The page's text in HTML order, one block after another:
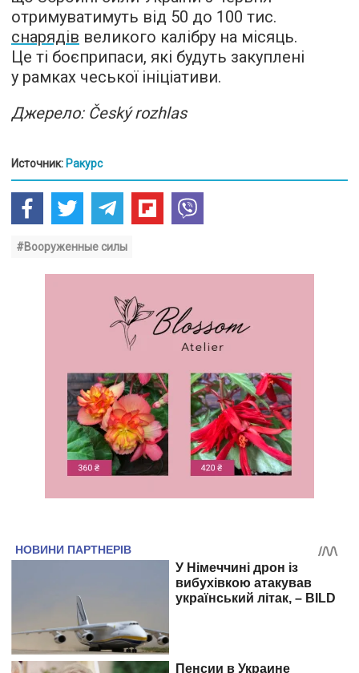
отримуватимуть від 50 до 100 тис.
снарядів великого калібру на місяць.
Це ті боєприпаси, які будуть закуплені
у рамках чеської ініціативи.
Джерело: Český rozhlas
Источник: Ракурс
#Вооруженные силы